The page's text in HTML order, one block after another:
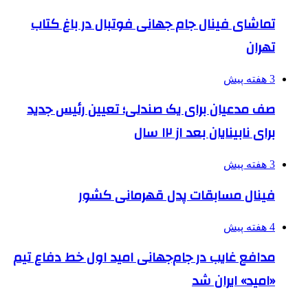
تماشای فینال جام جهانی فوتبال در باغ کتاب
تهران
3 هفته پیش
صف مدعیان برای یک صندلی؛ تعیین رئیس جدید
برای نابینایان بعد از ۱۲ سال
3 هفته پیش
فینال مسابقات پدل قهرمانی کشور
4 هفته پیش
مدافع غایب در جام‌جهانی امید اول خط دفاع تیم
«امید» ایران شد